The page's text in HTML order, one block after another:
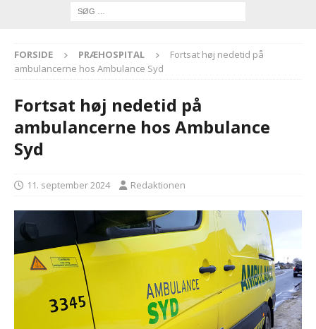
FORSIDE PRÆHOSPITAL
Fortsat høj nedetid på
ambulancerne hos Ambulance Syd
Fortsat høj nedetid på
ambulancerne hos Ambulance
Syd
11. september 2024 Redaktionen